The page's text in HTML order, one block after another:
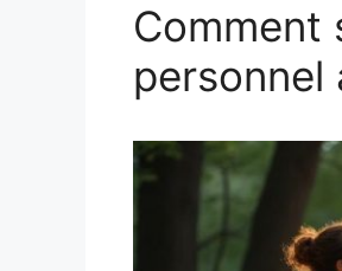
Comment
personnel